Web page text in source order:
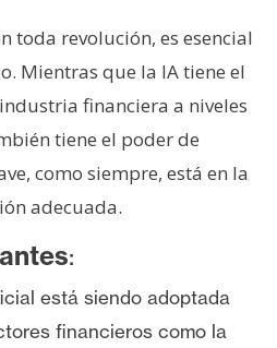
toda revolución, es esencial
Mientras que la IA tiene el
financiera a niveles
tiene el poder de
como siempre, está en la
adecuada.
:
está siendo adoptada
financieros como la